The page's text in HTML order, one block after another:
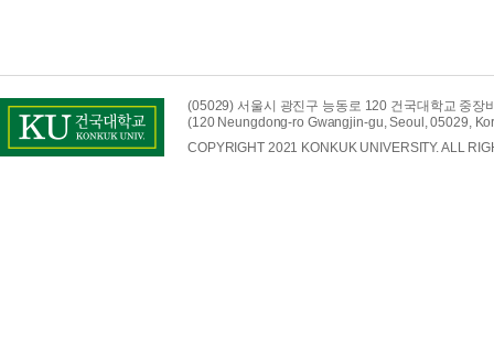
(05029) 서울시 광진구 능동로 120 건국대학교 중장
(120 Neungdong-ro Gwangjin-gu, Seoul, 05029,
COPYRIGHT 2021 KONKUK UNIVERSITY. ALL